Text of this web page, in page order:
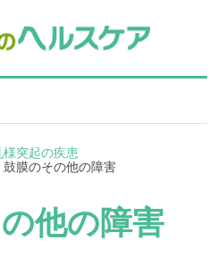
様突起の疾患
鼓膜のその他の障害
他の障害